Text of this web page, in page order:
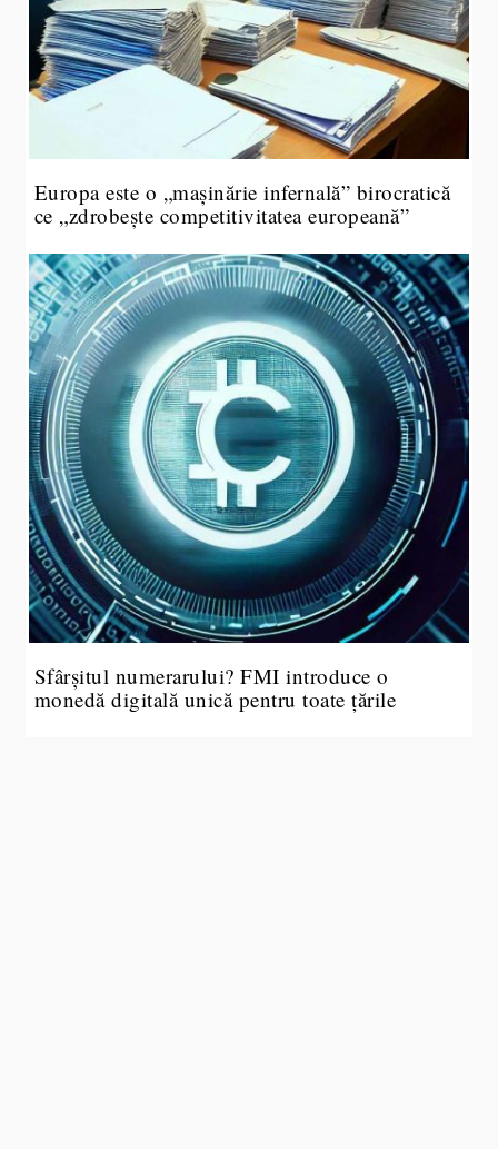
Europa este o „mașinărie infernală” birocratică
ce „zdrobește competitivitatea europeană”
Sfârșitul numerarului? FMI introduce o
monedă digitală unică pentru toate țările